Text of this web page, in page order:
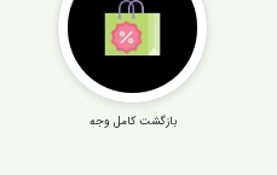
بازگشت کامل وجه